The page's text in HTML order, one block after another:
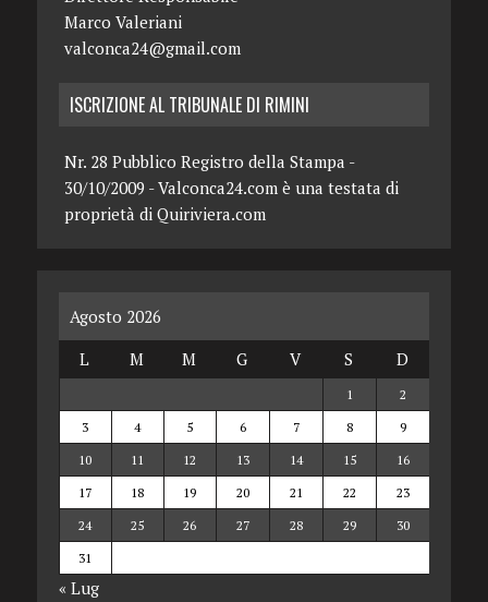
Marco Valeriani
valconca24@gmail.com
ISCRIZIONE AL TRIBUNALE DI RIMINI
Nr. 28 Pubblico Registro della Stampa -
30/10/2009 - Valconca24.com è una testata di
proprietà di Quiriviera.com
Agosto 2026
L
M M G V S D
1
2
3
4 5 6 7 8
9
10
11 12 13 14 15
16
17
18 19 20 21 22
23
24
25 26 27 28 29
30
31
« Lug